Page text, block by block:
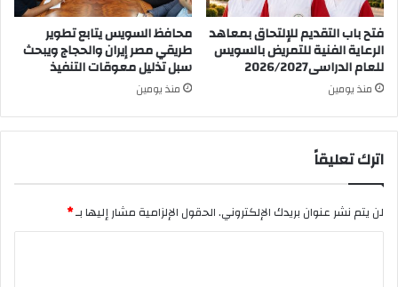
فتح باب التقديم للإلتحاق بمعاهد
الرعاية الفنية للتمريض بالسويس
للعام الدراسى2026/2027
منذ يومين
محافظ السويس يتابع تطوير
طريقي مصر إيران والحجاج ويبحث
سبل تذليل معوقات التنفيذ
منذ يومين
اترك تعليقاً
لن يتم نشر عنوان بريدك الإلكتروني.الحقول الإلزامية مشار إليها بـ*